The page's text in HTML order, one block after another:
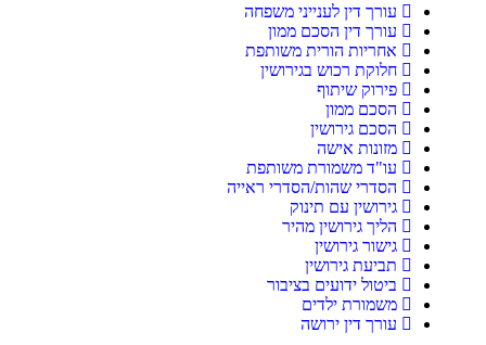
עורך דין לענייני משפחה
עורך דין הסכם ממון
אחריות הורית משותפת
חלוקת רכוש בגירושין
פירוק שיתוף
הסכם ממון
הסכם גירושין
מזונות אישה
עו"ד משמורת משותפת
הסדרי שהות/הסדרי ראייה
גירושין עם תינוק
הליך גירושין מהיר
גישור גירושין
תביעת גירושין
ביטול ידועים בציבור
משמורת ילדים
עורך דין ירושה